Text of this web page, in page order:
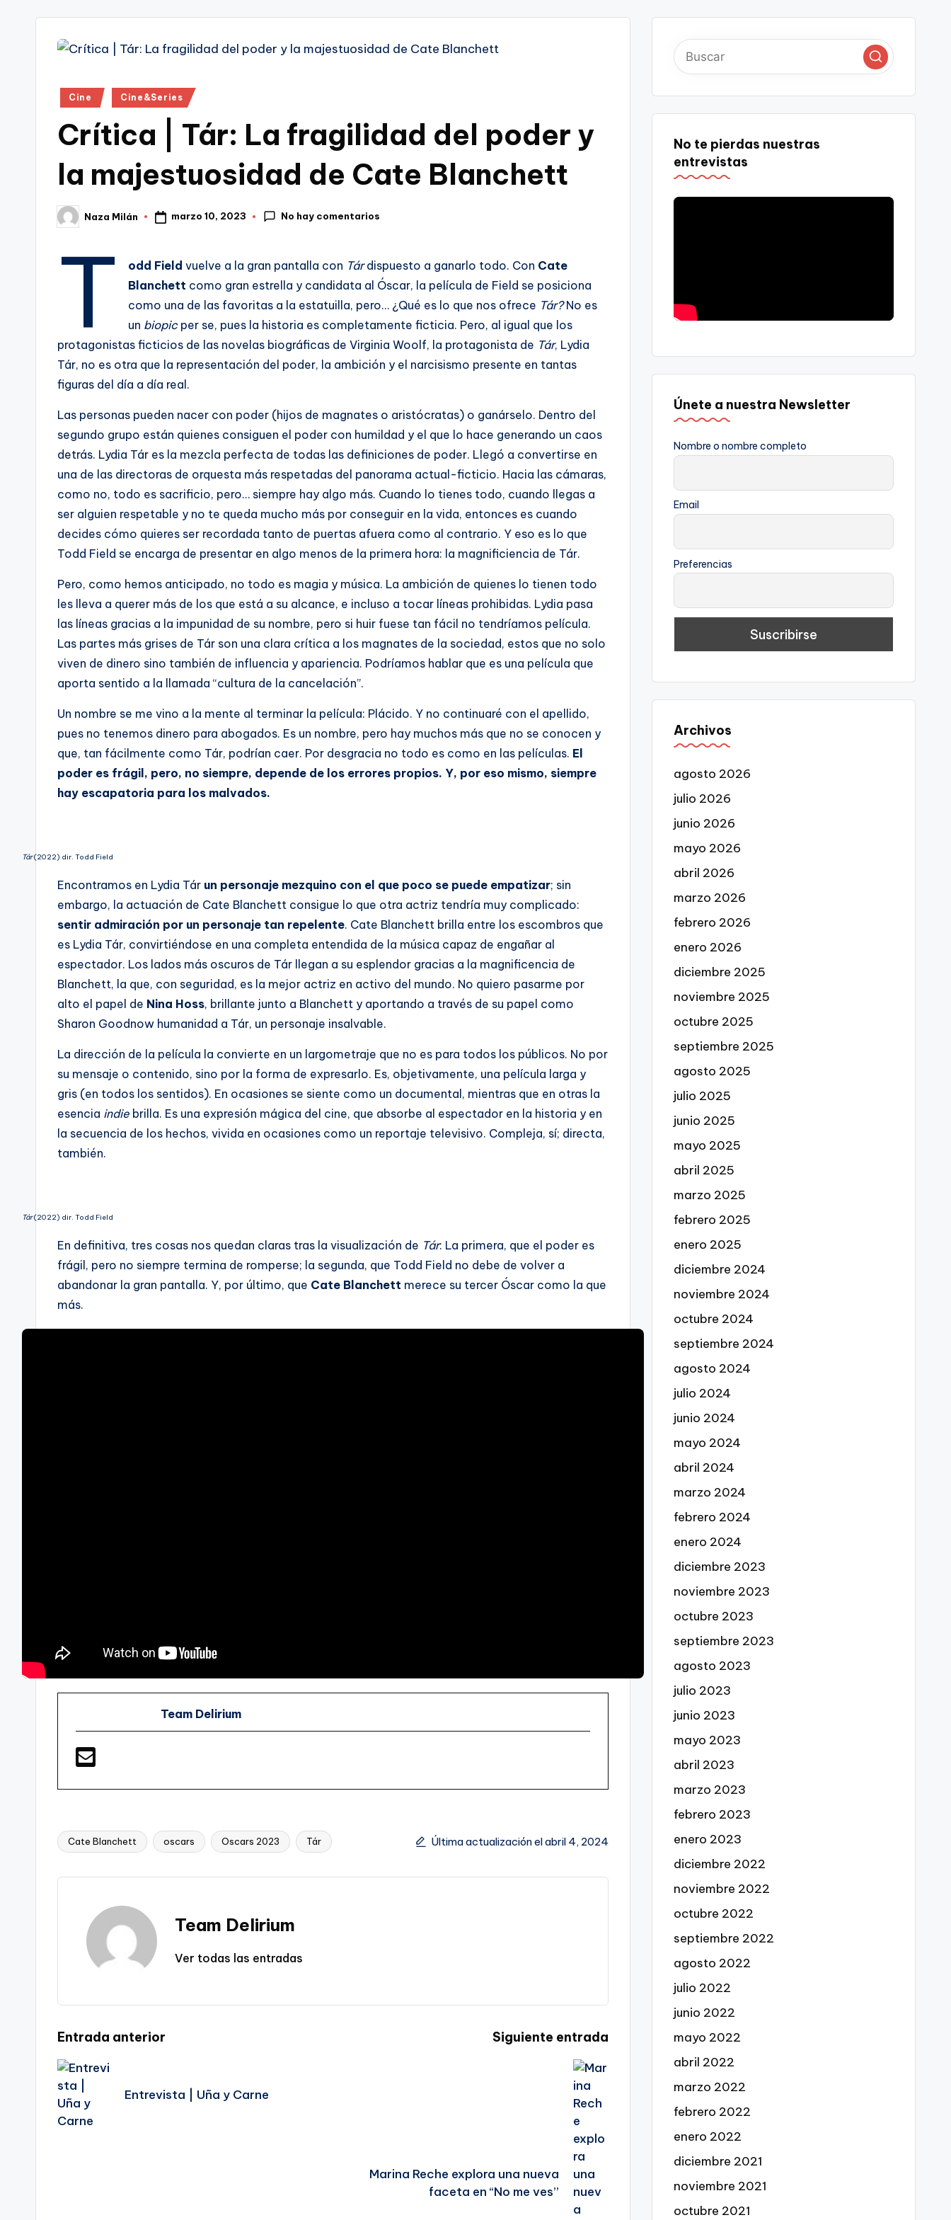
Publicado
Cine Cine&Series
Crítica | Tár: La fragilidad del poder y
la majestuosidad de Cate Blanchett
Publicado
por
Naza Milán marzo 10, 2023 No hay comentarios
T odd Field vuelve a la gran pantalla con Tárdispuesto a ganarlo todo. Con Cate
Blanchett como gran estrella y candidata al Óscar, la película de Field se posiciona
como una de las favoritas a la estatuilla, pero… ¿Qué es lo que nos ofrece Tár?No es
un biopicper se, pues la historia es completamente ficticia. Pero, al igual que los
protagonistas ficticios de las novelas biográficas de Virginia Woolf, la protagonista de Tár, Lydia
Tár, no es otra que la representación del poder, la ambición y el narcisismo presente en tantas
figuras del día a día real.
Las personas pueden nacer con poder (hijos de magnates o aristócratas) o ganárselo. Dentro del
segundo grupo están quienes consiguen el poder con humildad y el que lo hace generando un caos
detrás. Lydia Tár es la mezcla perfecta de todas las definiciones de poder. Llegó a convertirse en
una de las directoras de orquesta más respetadas del panorama actual-ficticio. Hacia las cámaras,
como no, todo es sacrificio, pero… siempre hay algo más. Cuando lo tienes todo, cuando llegas a
ser alguien respetable y no te queda mucho más por conseguir en la vida, entonces es cuando
decides cómo quieres ser recordada tanto de puertas afuera como al contrario. Y eso es lo que
Todd Field se encarga de presentar en algo menos de la primera hora: la magnificiencia de Tár.
Pero, como hemos anticipado, no todo es magia y música. La ambición de quienes lo tienen todo
les lleva a querer más de los que está a su alcance, e incluso a tocar líneas prohibidas. Lydia pasa
las líneas gracias a la impunidad de su nombre, pero si huir fuese tan fácil no tendríamos película.
Las partes más grises de Tár son una clara crítica a los magnates de la sociedad, estos que no solo
viven de dinero sino también de influencia y apariencia. Podríamos hablar que es una película que
aporta sentido a la llamada “cultura de la cancelación”.
Un nombre se me vino a la mente al terminar la película: Plácido. Y no continuaré con el apellido,
pues no tenemos dinero para abogados. Es un nombre, pero hay muchos más que no se conocen y
que, tan fácilmente como Tár, podrían caer. Por desgracia no todo es como en las películas. El
poder es frágil, pero, no siempre, depende de los errores propios. Y, por eso mismo, siempre
hay escapatoria para los malvados.
Tár(2022) dir. Todd Field
Encontramos en Lydia Tár un personaje mezquino con el que poco se puede empatizar; sin
embargo, la actuación de Cate Blanchett consigue lo que otra actriz tendría muy complicado:
sentir admiración por un personaje tan repelente. Cate Blanchett brilla entre los escombros que
es Lydia Tár, convirtiéndose en una completa entendida de la música capaz de engañar al
espectador. Los lados más oscuros de Tár llegan a su esplendor gracias a la magnificencia de
Blanchett, la que, con seguridad, es la mejor actriz en activo del mundo. No quiero pasarme por
alto el papel de Nina Hoss, brillante junto a Blanchett y aportando a través de su papel como
Sharon Goodnow humanidad a Tár, un personaje insalvable.
La dirección de la película la convierte en un largometraje que no es para todos los públicos. No por
su mensaje o contenido, sino por la forma de expresarlo. Es, objetivamente, una película larga y
gris (en todos los sentidos). En ocasiones se siente como un documental, mientras que en otras la
esencia indie brilla. Es una expresión mágica del cine, que absorbe al espectador en la historia y en
la secuencia de los hechos, vivida en ocasiones como un reportaje televisivo. Compleja, sí; directa,
también.
Tár(2022) dir. Todd Field
En definitiva, tres cosas nos quedan claras tras la visualización de Tár: La primera, que el poder es
frágil, pero no siempre termina de romperse; la segunda, que Todd Field no debe de volver a
abandonar la gran pantalla. Y, por último, que Cate Blanchett merece su tercer Óscar como la que
más.
Team Delirium
Etiquetas:
Cate Blanchett oscars Oscars 2023 Tár Última actualización el abril 4, 2024
Team Delirium
Ver todas las entradas
Navegación
de
entradas
Entrada anterior
Entrevista | Uña y Carne
Siguiente entrada
Marina Reche explora una nueva
faceta en “No me ves”
No te pierdas nuestras
entrevistas
Únete a nuestra Newsletter
Nombre o nombre completo
Email
Preferencias
Archivos
agosto 2026
julio 2026
junio 2026
mayo 2026
abril 2026
marzo 2026
febrero 2026
enero 2026
diciembre 2025
noviembre 2025
octubre 2025
septiembre 2025
agosto 2025
julio 2025
junio 2025
mayo 2025
abril 2025
marzo 2025
febrero 2025
enero 2025
diciembre 2024
noviembre 2024
octubre 2024
septiembre 2024
agosto 2024
julio 2024
junio 2024
mayo 2024
abril 2024
marzo 2024
febrero 2024
enero 2024
diciembre 2023
noviembre 2023
octubre 2023
septiembre 2023
agosto 2023
julio 2023
junio 2023
mayo 2023
abril 2023
marzo 2023
febrero 2023
enero 2023
diciembre 2022
noviembre 2022
octubre 2022
septiembre 2022
agosto 2022
julio 2022
junio 2022
mayo 2022
abril 2022
marzo 2022
febrero 2022
enero 2022
diciembre 2021
noviembre 2021
octubre 2021